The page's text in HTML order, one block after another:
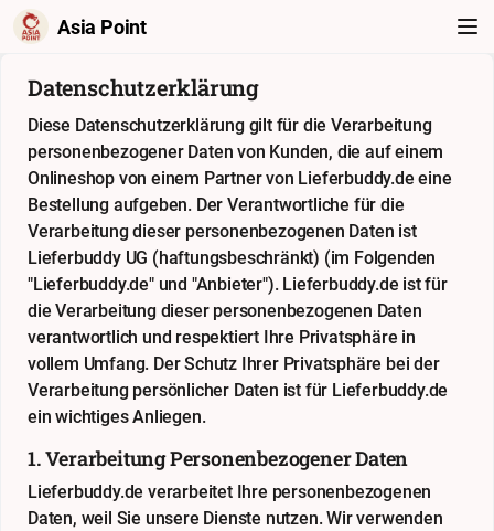
Asia Point
Datenschutzerklärung
Diese Datenschutzerklärung gilt für die Verarbeitung
personenbezogener Daten von Kunden, die auf einem
Onlineshop von einem Partner von Lieferbuddy.de eine
Bestellung aufgeben. Der Verantwortliche für die
Verarbeitung dieser personenbezogenen Daten ist
Lieferbuddy UG (haftungsbeschränkt) (im Folgenden
"Lieferbuddy.de" und "Anbieter"). Lieferbuddy.de ist für
die Verarbeitung dieser personenbezogenen Daten
verantwortlich und respektiert Ihre Privatsphäre in
vollem Umfang. Der Schutz Ihrer Privatsphäre bei der
Verarbeitung persönlicher Daten ist für Lieferbuddy.de
ein wichtiges Anliegen.
1. Verarbeitung Personenbezogener Daten
Lieferbuddy.de verarbeitet Ihre personenbezogenen
Daten, weil Sie unsere Dienste nutzen. Wir verwenden